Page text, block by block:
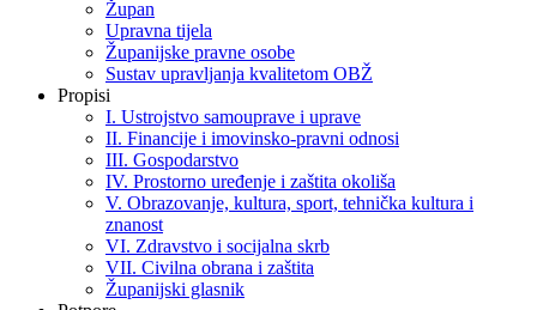
Župan
Upravna tijela
Županijske pravne osobe
Sustav upravljanja kvalitetom OBŽ
Propisi
I. Ustrojstvo samouprave i uprave
II. Financije i imovinsko-pravni odnosi
III. Gospodarstvo
IV. Prostorno uređenje i zaštita okoliša
V. Obrazovanje, kultura, sport, tehnička kultura i
znanost
VI. Zdravstvo i socijalna skrb
VII. Civilna obrana i zaštita
Županijski glasnik